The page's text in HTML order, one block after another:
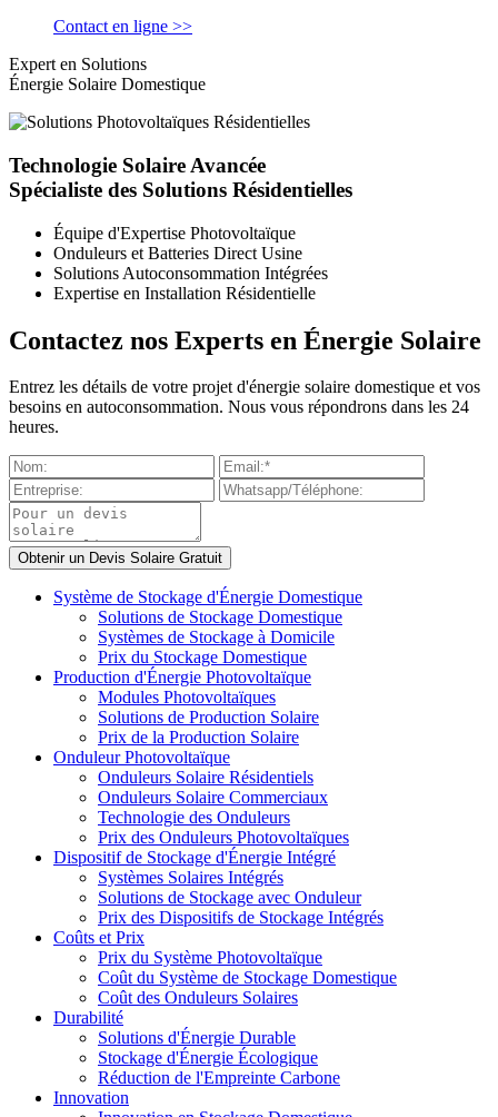
Contact en ligne >>
Expert en Solutions
Énergie Solaire Domestique
Technologie Solaire Avancée
Spécialiste des Solutions Résidentielles
Équipe d'Expertise Photovoltaïque
Onduleurs et Batteries Direct Usine
Solutions Autoconsommation Intégrées
Expertise en Installation Résidentielle
Contactez nos Experts en Énergie Solaire
Entrez les détails de votre projet d'énergie solaire domestique et vos
besoins en autoconsommation. Nous vous répondrons dans les 24
heures.
Système de Stockage d'Énergie Domestique
Solutions de Stockage Domestique
Systèmes de Stockage à Domicile
Prix du Stockage Domestique
Production d'Énergie Photovoltaïque
Modules Photovoltaïques
Solutions de Production Solaire
Prix de la Production Solaire
Onduleur Photovoltaïque
Onduleurs Solaire Résidentiels
Onduleurs Solaire Commerciaux
Technologie des Onduleurs
Prix des Onduleurs Photovoltaïques
Dispositif de Stockage d'Énergie Intégré
Systèmes Solaires Intégrés
Solutions de Stockage avec Onduleur
Prix des Dispositifs de Stockage Intégrés
Coûts et Prix
Prix du Système Photovoltaïque
Coût du Système de Stockage Domestique
Coût des Onduleurs Solaires
Durabilité
Solutions d'Énergie Durable
Stockage d'Énergie Écologique
Réduction de l'Empreinte Carbone
Innovation